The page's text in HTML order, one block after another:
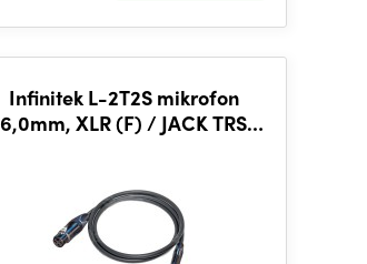
Infinitek L-2T2S mikrofon
6,0mm, XLR (F) / JACK TRS